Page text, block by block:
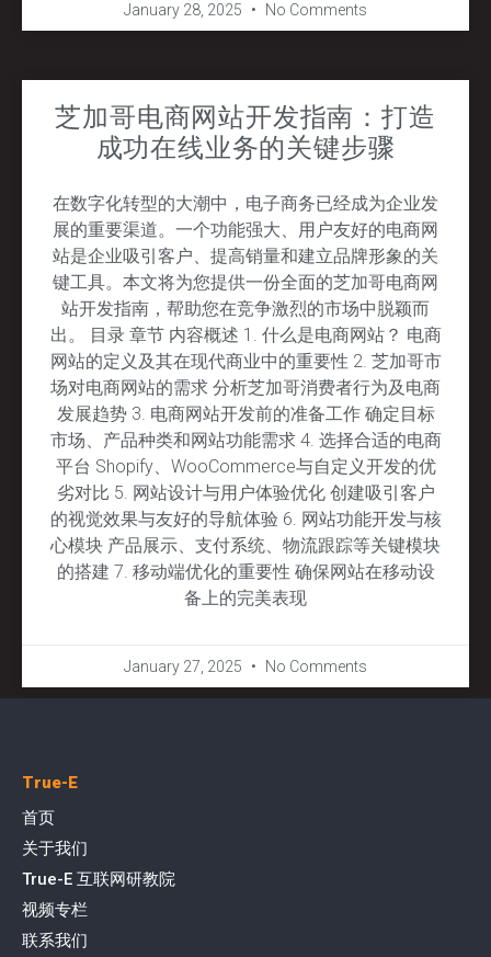
January 28, 2025 No Comments
芝加哥电商网站开发指南：打造
成功在线业务的关键步骤
在数字化转型的大潮中，电子商务已经成为企业发
展的重要渠道。一个功能强大、用户友好的电商网
站是企业吸引客户、提高销量和建立品牌形象的关
键工具。本文将为您提供一份全面的芝加哥电商网
站开发指南，帮助您在竞争激烈的市场中脱颖而
出。 目录 章节 内容概述 1. 什么是电商网站？ 电商
网站的定义及其在现代商业中的重要性 2. 芝加哥市
场对电商网站的需求 分析芝加哥消费者行为及电商
发展趋势 3. 电商网站开发前的准备工作 确定目标
市场、产品种类和网站功能需求 4. 选择合适的电商
平台 Shopify、WooCommerce与自定义开发的优
劣对比 5. 网站设计与用户体验优化 创建吸引客户
的视觉效果与友好的导航体验 6. 网站功能开发与核
心模块 产品展示、支付系统、物流跟踪等关键模块
的搭建 7. 移动端优化的重要性 确保网站在移动设
备上的完美表现
January 27, 2025 No Comments
True-E
首页
关于我们
True-E 互联网研教院
视频专栏
联系我们